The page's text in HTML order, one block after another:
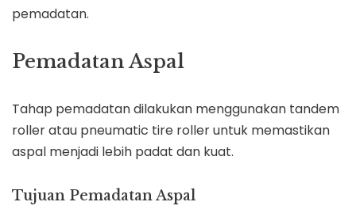
pemadatan.
Pemadatan Aspal
Tahap pemadatan dilakukan menggunakan tandem
roller atau pneumatic tire roller untuk memastikan
aspal menjadi lebih padat dan kuat.
Tujuan Pemadatan Aspal